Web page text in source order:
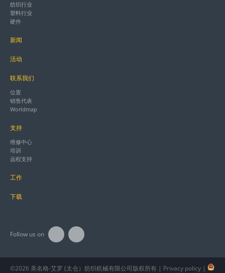
纺织行业
塑料行业
硬件
新闻
活动
联系我们
位置
销售代表
Worldmap
支持
维修中心
培训
远程支持
工作
下载
Follow us on
©2026 美名格-艾罗 (太仓）纺织机械有限公司版权所有 | Privacy policy |